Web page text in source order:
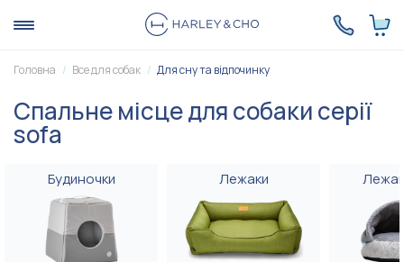
Головна Все для собак Для сну та відпочинку
Спальне місце для собаки серії
sofa
Будиночки Лежаки